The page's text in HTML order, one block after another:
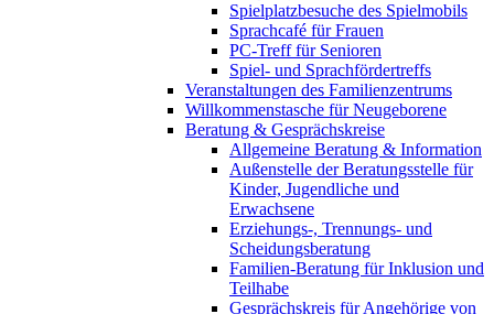
Spielplatzbesuche des Spielmobils
Sprachcafé für Frauen
PC-Treff für Senioren
Spiel- und Sprachfördertreffs
Veranstaltungen des Familienzentrums
Willkommenstasche für Neugeborene
Beratung & Gesprächskreise
Allgemeine Beratung & Information
Außenstelle der Beratungsstelle für
Kinder, Jugendliche und
Erwachsene
Erziehungs-, Trennungs- und
Scheidungsberatung
Familien-Beratung für Inklusion und
Teilhabe
Gesprächskreis für Angehörige von